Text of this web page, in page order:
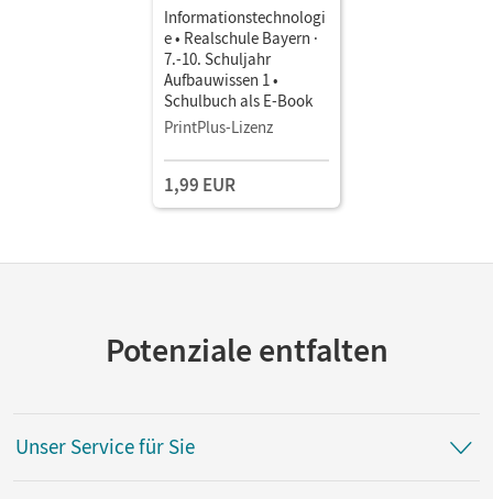
Informationstechnologi
e • Realschule Bayern ·
7.-10. Schuljahr
Aufbauwissen 1 •
Schulbuch als E-Book
PrintPlus-Lizenz
1,99 EUR
Potenziale entfalten
Unser Service für Sie